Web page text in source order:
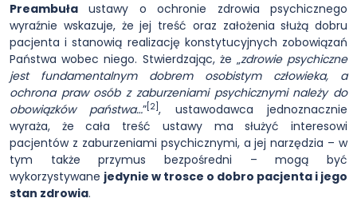
Preambuła ustawy o ochronie zdrowia psychicznego
wyraźnie wskazuje, że jej treść oraz założenia służą dobru
pacjenta i stanowią realizację konstytucyjnych zobowiązań
Państwa wobec niego. Stwierdzając, że „zdrowie psychiczne
jest fundamentalnym dobrem osobistym człowieka, a
ochrona praw osób z zaburzeniami psychicznymi należy do
obowiązków państwa…” [2] , ustawodawca jednoznacznie
wyraża, że cała treść ustawy ma służyć interesowi
pacjentów z zaburzeniami psychicznymi, a jej narzędzia – w
tym także przymus bezpośredni – mogą być
wykorzystywane jedynie w trosce o dobro pacjenta i jego
stan zdrowia.